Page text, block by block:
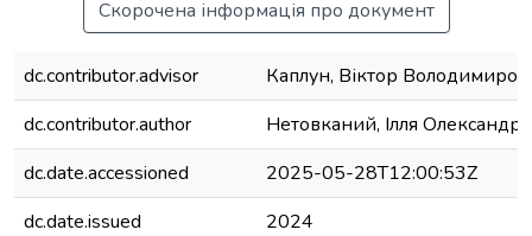
Скорочена інформація про документ
dc.contributor.advisor
Каплун, Віктор
dc.contributor.author
Нетовканий, Ілля
dc.date.accessioned
2025-05-28T12:00:53Z
dc.date.issued
2024